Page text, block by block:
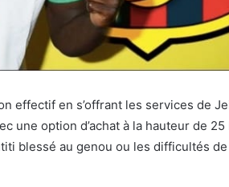
effectif en s’offrant les services de
une option d’achat à la hauteur de 25
blessé au genou ou les difficultés